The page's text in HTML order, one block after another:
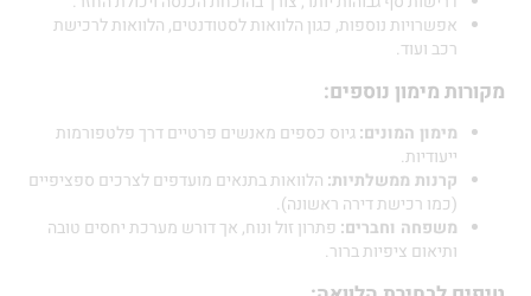
אפשרויות נוספות, כגון הלוואות לסטודנטים, הלוואות לרכישת
מימון נוספים:
מימון המונים:גיוס כספים מאנשים פרטיים דרך פלטפורמות
קרנות ממשלתיות:הלוואות בתנאים מועדפים לצרכים ספציפיים
(כמו רכישת דירה ראשונה).
משפחה וחברים:פתרון זול ונוח, אך דורש מערכת יחסים טובה
ותיאום ציפיות ברור.